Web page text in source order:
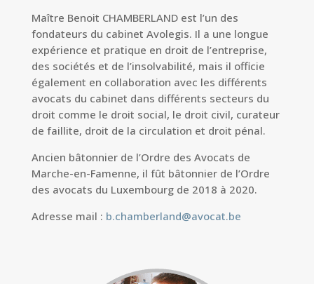
Maître Benoit CHAMBERLAND est l’un des
fondateurs du cabinet Avolegis. Il a une longue
expérience et pratique en droit de l’entreprise,
des sociétés et de l’insolvabilité, mais il officie
également en collaboration avec les différents
avocats du cabinet dans différents secteurs du
droit comme le droit social, le droit civil, curateur
de faillite, droit de la circulation et droit pénal.
Ancien bâtonnier de l’Ordre des Avocats de
Marche-en-Famenne, il fût bâtonnier de l’Ordre
des avocats du Luxembourg de 2018 à 2020.
Adresse mail : b.chamberland@avocat.be